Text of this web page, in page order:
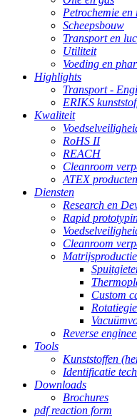
Petrochemie en
Scheepsbouw
Transport en
Utiliteit
Voeding en
Highlights
Transport -
ERIKS
Kwaliteit
RoHS II
REACH
Cleanroom
ATEX producten
Diensten
Research en
Rapid
Cleanroom
Matrijsproductie
Custom
Reverse
Tools
Kunststoffen
Identificatie
Downloads
Brochures
pdf reaction form